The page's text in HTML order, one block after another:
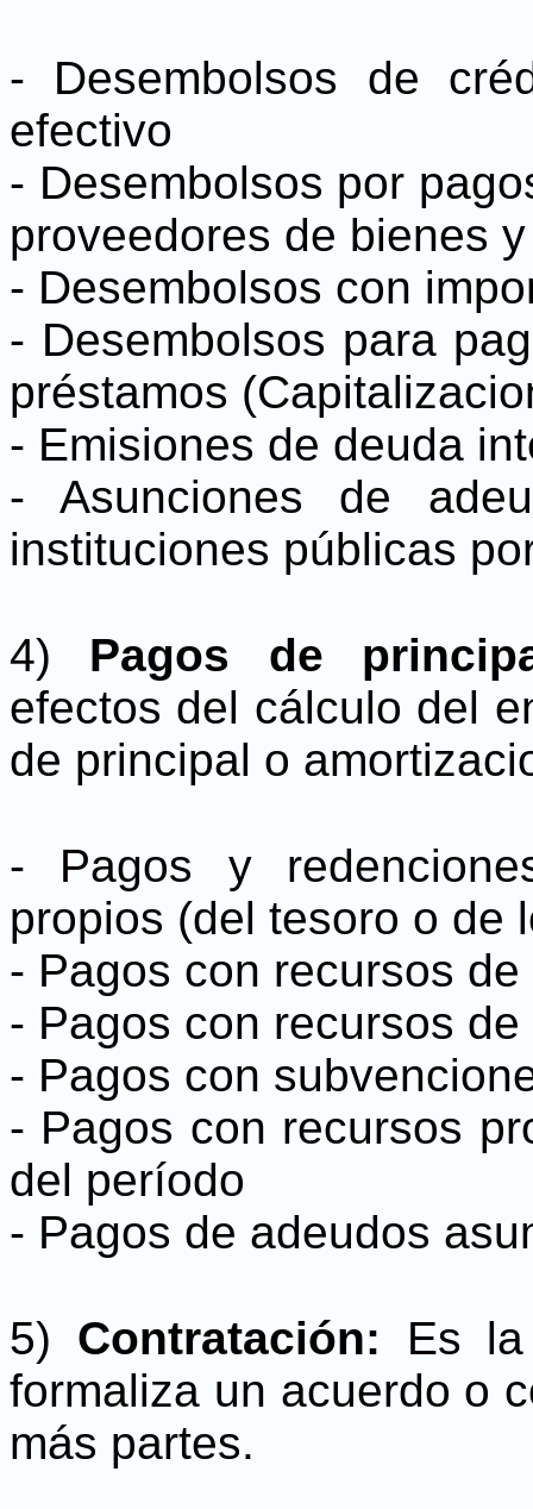
- Desembolsos de
efectivo
- Desembolsos por
proveedores de bienes
- Desembolsos con
- Desembolsos para
préstamos
- Emisiones de deuda
- Asunciones de
instituciones públicas
4) Pagos de
efectos del cálculo del
de principal o
- Pagos y
propios (del tesoro o de
- Pagos con recursos
- Pagos con recursos
- Pagos con
- Pagos con recursos
del período
- Pagos de adeudos
5) Contratación: Es
formaliza un acuerdo o
más partes.